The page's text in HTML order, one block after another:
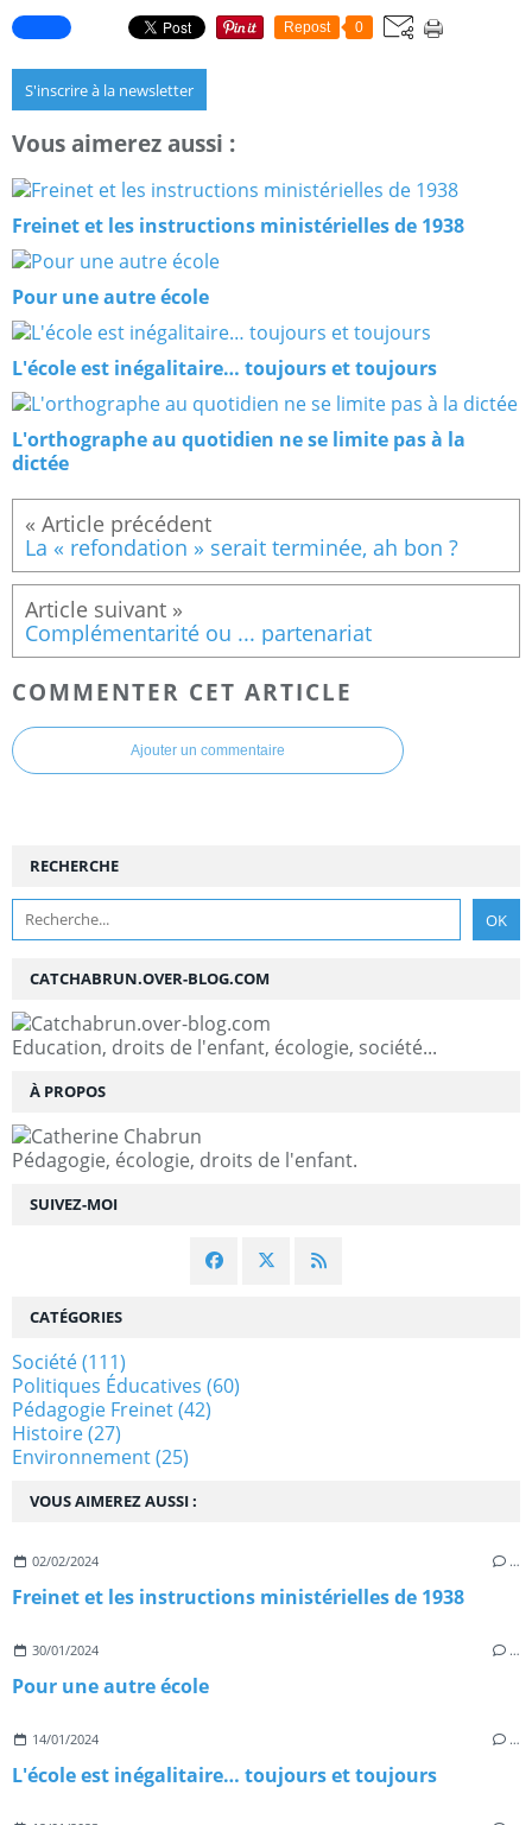
Repost 0
S'inscrire à la newsletter
Vous aimerez aussi :
Freinet et les instructions ministérielles de 1938
Pour une autre école
L'école est inégalitaire… toujours et toujours
L'orthographe au quotidien ne se limite pas à la
dictée
La « refondation » serait terminée, ah bon ?
Complémentarité ou ... partenariat
COMMENTER CET ARTICLE
Ajouter un commentaire
SUIVEZ-MOI
RECHERCHE
CATCHABRUN.OVER-BLOG.COM
Education, droits de l'enfant, écologie, société...
À PROPOS
Pédagogie, écologie, droits de l'enfant.
VOUS AIMEREZ AUSSI :
02/02/2024 …
Freinet et les instructions ministérielles de 1938
30/01/2024 …
Pour une autre école
14/01/2024 …
L'école est inégalitaire… toujours et toujours
CATÉGORIES
Société(111)
Politiques Éducatives (60)
Pédagogie Freinet(42)
Histoire(27)
Environnement(25)